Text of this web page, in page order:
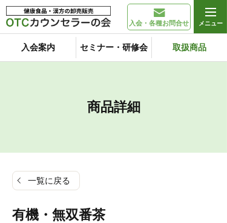
入会・各種お問合せ
入会案内 セミナー・研修会 取扱商品
商品詳細
一覧に戻る
有機・無双番茶